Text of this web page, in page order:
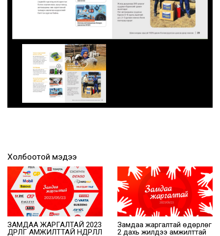
Холбоотой мэдээ
ЗАМДАА ЖАРГАЛТАЙ 2023
ӨДӨРЛӨГ АМЖИЛТТАЙ ӨНДӨРЛӨЛӨӨ
Замдаа жаргалтай өдөрлөг
2 дахь жилдээ амжилттай